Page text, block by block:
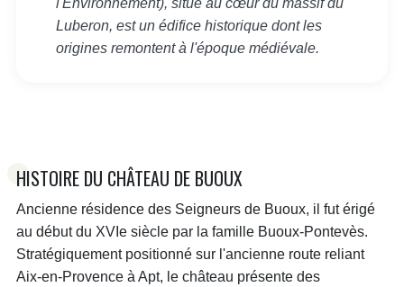
l'Environnement), situé au cœur du massif du
Luberon, est un édifice historique dont les
origines remontent à l'époque médiévale.
HISTOIRE DU CHÂTEAU DE BUOUX
Ancienne résidence des Seigneurs de Buoux, il fut érigé
au début du XVIe siècle par la famille Buoux-Pontevès.
Stratégiquement positionné sur l'ancienne route reliant
Aix-en-Provence à Apt, le château présente des